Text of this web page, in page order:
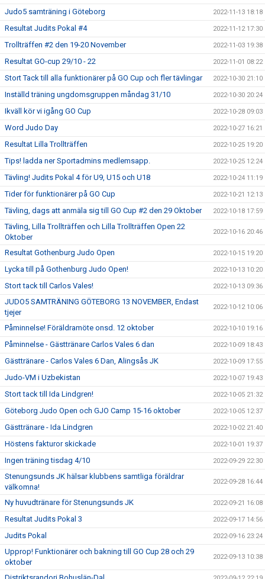
Judo5 samträning i Göteborg 2022-11-13 18:18
Resultat Judits Pokal #4 2022-11-12 17:30
Trollträffen #2 den 19-20 November 2022-11-03 19:38
Resultat GO-cup 29/10 - 22 2022-11-01 08:22
Stort Tack till alla funktionärer på GO Cup och fler tävlingar 2022-10-30 21:10
Inställd träning ungdomsgruppen måndag 31/10 2022-10-30 20:24
Ikväll kör vi igång GO Cup 2022-10-28 09:03
Word Judo Day 2022-10-27 16:21
Resultat Lilla Trollträffen 2022-10-25 19:20
Tips! ladda ner Sportadmins medlemsapp. 2022-10-25 12:24
Tävling! Judits Pokal 4 för U9, U15 och U18 2022-10-24 11:19
Tider för funktionärer på GO Cup 2022-10-21 12:13
Tävling, dags att anmäla sig till GO Cup #2 den 29 Oktober 2022-10-18 17:59
Tävling, Lilla Trollträffen och Lilla Trollträffen Open 22
Oktober
2022-10-16 20:46
Resultat Gothenburg Judo Open 2022-10-15 19:20
Lycka till på Gothenburg Judo Open! 2022-10-13 10:20
Stort tack till Carlos Vales! 2022-10-13 09:36
JUDO5 SAMTRÄNING GÖTEBORG 13 NOVEMBER, Endast
tjejer
2022-10-12 10:06
Påminnelse! Föräldramöte onsd. 12 oktober 2022-10-10 19:16
Påminnelse - Gästtränare Carlos Vales 6 dan 2022-10-09 18:43
Gästtränare - Carlos Vales 6 Dan, Alingsås JK 2022-10-09 17:55
Judo-VM i Uzbekistan 2022-10-07 19:43
Stort tack till Ida Lindgren! 2022-10-05 21:32
Göteborg Judo Open och GJO Camp 15-16 oktober 2022-10-05 12:37
Gästtränare - Ida Lindgren 2022-10-02 21:40
Höstens fakturor skickade 2022-10-01 19:37
Ingen träning tisdag 4/10 2022-09-29 22:30
Stenungsunds JK hälsar klubbens samtliga föräldrar
välkomna!
2022-09-28 16:44
Ny huvudtränare för Stenungsunds JK 2022-09-21 16:08
Resultat Judits Pokal 3 2022-09-17 14:56
Judits Pokal 2022-09-16 23:24
Upprop! Funktionärer och bakning till GO Cup 28 och 29
oktober
2022-09-13 10:38